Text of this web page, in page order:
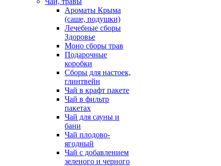
Ароматы Крыма
(саше, подушки)
Лечебные сборы
Здоровье
Моно сборы трав
Подарочные
коробки
Сборы для настоек,
глинтвейн
Чай в крафт пакете
Чай в фильтр
пакетах
Чай для сауны и
бани
Чай плодово-
ягодный
Чай с добавлением
зеленого и черного